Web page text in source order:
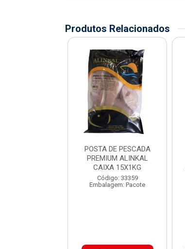
Produtos Relacionados
POSTA DE PESCADA
PREMIUM ALINKAL
CAIXA 15X1KG
Código: 33359
Embalagem: Pacote